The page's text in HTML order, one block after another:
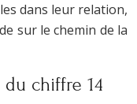
dans leur relation,
sur le chemin de la
chiffre 14